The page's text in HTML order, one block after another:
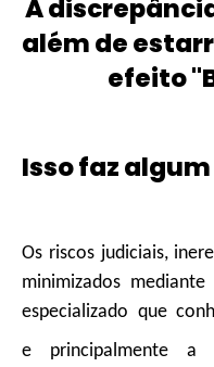
A
além de
efeito
Isso faz
Os riscos judiciais,
minimizados
especializado que
e principalmente a